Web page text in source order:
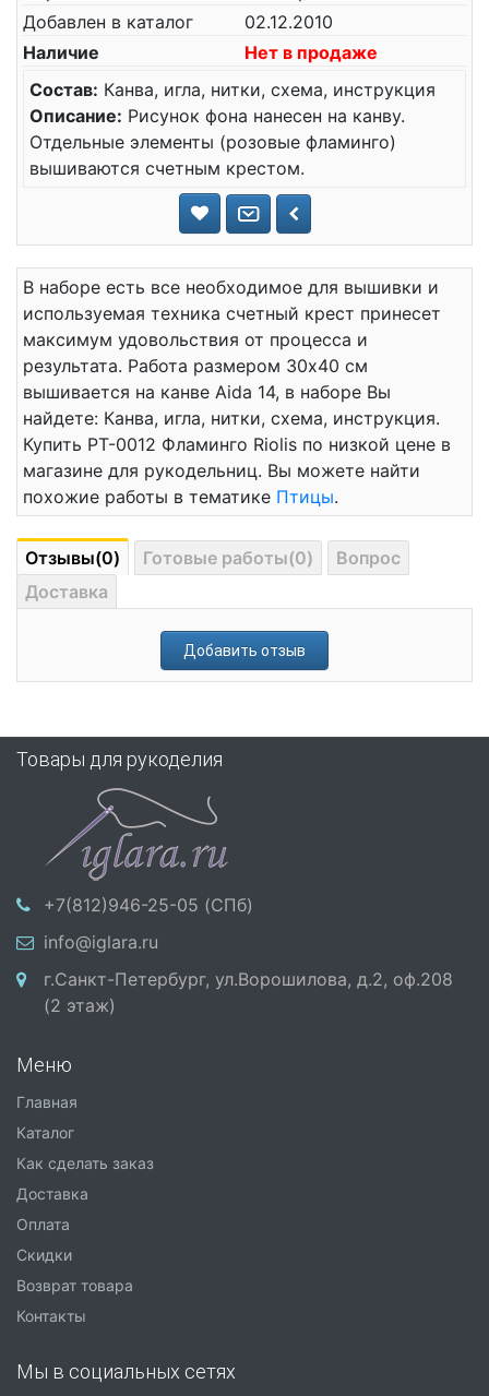
Добавлен в каталог
02.12.2010
Наличие
Нет в продаже
Состав: Канва, игла, нитки, схема, инструкция
Описание: Рисунок фона нанесен на канву.
Отдельные элементы (розовые фламинго)
вышиваются счетным крестом.
В наборе есть все необходимое для вышивки и
используемая техника счетный крест принесет
максимум удовольствия от процесса и
результата. Работа размером 30x40 см
вышивается на канве Aida 14, в наборе Вы
найдете: Канва, игла, нитки, схема, инструкция.
Купить РТ-0012 Фламинго Riolis по низкой цене в
магазине для рукодельниц. Вы можете найти
похожие работы в тематике Птицы.
Отзывы(0) Готовые работы(0)
Вопрос
Доставка
Добавить отзыв
Товары для рукоделия
+7(812)946-25-05 (СПб)
info@iglara.ru
г.Санкт-Петербург, ул.Ворошилова, д.2, оф.208
(2 этаж)
Меню
Главная
Каталог
Как сделать заказ
Доставка
Оплата
Скидки
Возврат товара
Контакты
Мы в социальных сетях